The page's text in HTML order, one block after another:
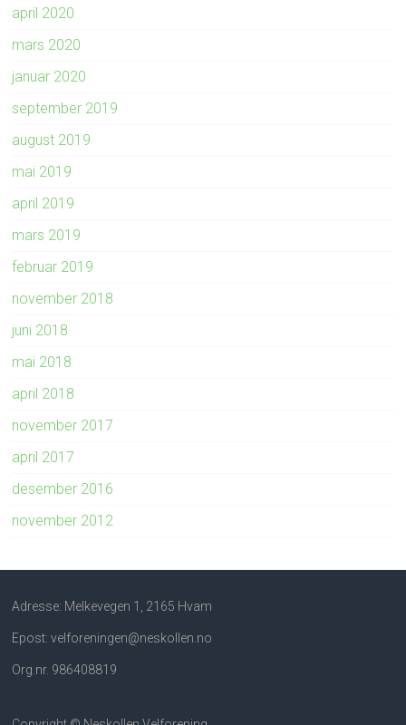
april 2020
mars 2020
januar 2020
september 2019
august 2019
mai 2019
april 2019
mars 2019
februar 2019
november 2018
juni 2018
mai 2018
april 2018
november 2017
april 2017
desember 2016
november 2012
Adresse: Melkevegen 1, 2165 Hvam
Epost: velforeningen@neskollen.no
Org.nr. 986408819